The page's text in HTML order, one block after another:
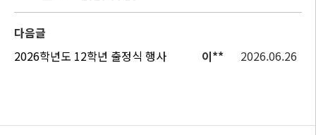
다음글
2026학년도 12학년 출정식 행사
이** 2026.06.26